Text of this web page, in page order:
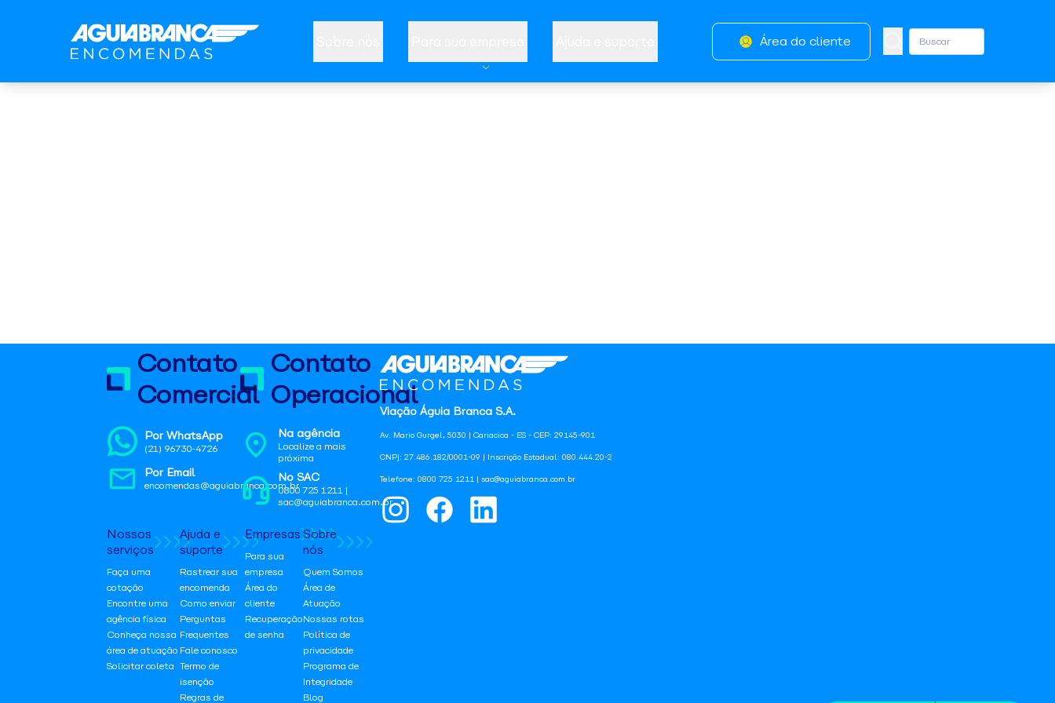
Área do cliente
Viação Águia Branca S.A.
Av. Mario Gurgel, 5030 | Cariacica - ES - CEP: 29145-901
CNPJ: 27.486.182/0001-09 | Inscrição Estadual: 080.444.20-2
Telefone: 0800 725 1211 | sac@aguiabranca.com.br
Contato
Comercial
Por WhatsApp
(21) 96730-4726
Por Email
encomendas@aguiabranca.com.br
Contato
Operacional
Na agência
Localize a mais
próxima
No SAC
0800 725 1211 |
sac@aguiabranca.com.br
Nossos
serviços
Faça uma
cotação
Encontre uma
agência física
Conheça nossa
área de atuação
Solicitar coleta
Ajuda e
suporte
Rastrear sua
encomenda
Como enviar
Perguntas
Frequentes
Fale conosco
Termo de
isenção
Regras de
Empresas
Para sua
empresa
Área do
cliente
Recuperação
de senha
Sobre
nós
Quem Somos
Área de
Atuação
Nossas rotas
Política de
privacidade
Programa de
Integridade
Blog